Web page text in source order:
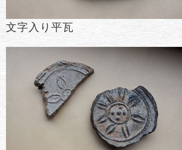
文字入り平瓦